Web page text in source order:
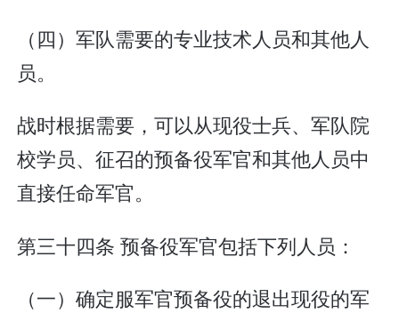
（四）军队需要的专业技术人员和其他人
员。
战时根据需要，可以从现役士兵、军队院
校学员、征召的预备役军官和其他人员中
直接任命军官。
第三十四条 预备役军官包括下列人员：
（一）确定服军官预备役的退出现役的军